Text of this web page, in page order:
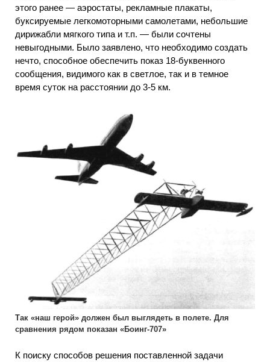
этого ранее — аэростаты, рекламные плакаты,
буксируемые легкомоторными самолетами, небольшие
дирижабли мягкого типа и т.п. — были сочтены
невыгодными. Было заявлено, что необходимо создать
нечто, способное обеспечить показ 18-буквенного
сообщения, видимого как в светлое, так и в темное
время суток на расстоянии до 3-5 км.
Так «наш герой» должен был выглядеть в полете. Для
сравнения рядом показан «Боинг-707»
К поиску способов решения поставленной задачи